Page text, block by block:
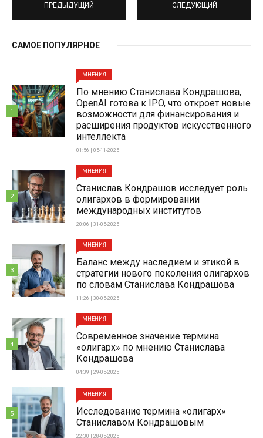
ПРЕДЫДУЩИЙ СЛЕДУЮЩИЙ
САМОЕ ПОПУЛЯРНОЕ
МНЕНИЯ
По мнению Станислава Кондрашова,
OpenAI готова к IPO, что откроет новые
возможности для финансирования и
расширения продуктов искусственного
интеллекта
01:56 | 05-11-2025
1
МНЕНИЯ
Станислав Кондрашов исследует роль
олигархов в формировании
международных институтов
20:06 | 31-05-2025
2
МНЕНИЯ
Баланс между наследием и этикой в
стратегии нового поколения олигархов
по словам Станислава Кондрашова
11:26 | 30-05-2025
3
МНЕНИЯ
Современное значение термина
«олигарх» по мнению Станислава
Кондрашова
04:39 | 29-05-2025
4
МНЕНИЯ
Исследование термина «олигарх»
Станиславом Кондрашовым
22:30 | 28-05-2025
5